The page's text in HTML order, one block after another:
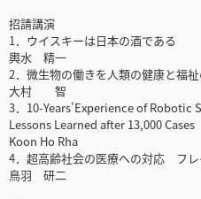
招請講演
1．ウイスキーは日本の酒である
輿水 精一
2．微生物の働きを人類の健康と福
大村 智
3．10-Years’Experience of Robotic
Lessons Learned after 13,000 Cases
Koon Ho Rha
4．超高齢社会の医療への対応 フレ
鳥羽 研二